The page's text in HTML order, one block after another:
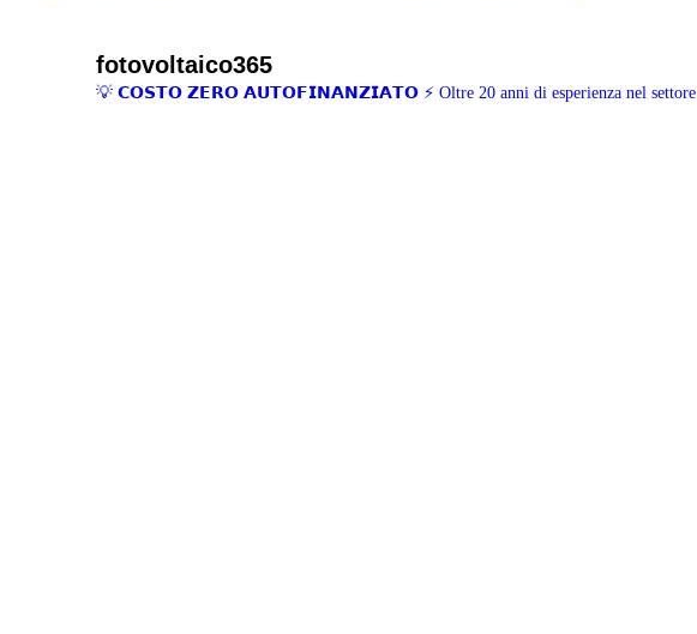
fotovoltaico365
💡 𝗖𝗢𝗦𝗧𝗢 𝗭𝗘𝗥𝗢 𝗔𝗨𝗧𝗢𝗙𝗜𝗡𝗔𝗡𝗭𝗜𝗔𝗧𝗢 ⚡ Oltre 20 anni di esperienza nel settore